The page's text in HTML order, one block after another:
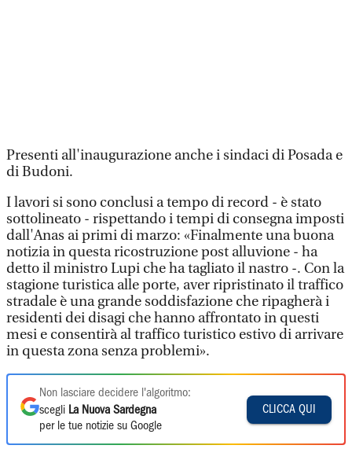
Presenti all'inaugurazione anche i sindaci di Posada e
di Budoni.
I lavori si sono conclusi a tempo di record - è stato
sottolineato - rispettando i tempi di consegna imposti
dall'Anas ai primi di marzo: «Finalmente una buona
notizia in questa ricostruzione post alluvione - ha
detto il ministro Lupi che ha tagliato il nastro -. Con la
stagione turistica alle porte, aver ripristinato il traffico
stradale è una grande soddisfazione che ripagherà i
residenti dei disagi che hanno affrontato in questi
mesi e consentirà al traffico turistico estivo di arrivare
in questa zona senza problemi».
Non lasciare decidere l'algoritmo:
scegli La Nuova Sardegna
per le tue notizie su Google
CLICCA QUI